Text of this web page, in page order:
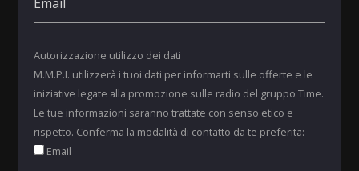
Autorizzazione utilizzo dei dati
M.M.P.I. utilizzerà i tuoi dati per informarti sulle offerte e le
iniziative legate alla promozione sulle radio del gruppo Time.
Le tue informazioni saranno trattate con senso etico e
rispetto. Conferma la modalità di contatto da te preferita:
Email